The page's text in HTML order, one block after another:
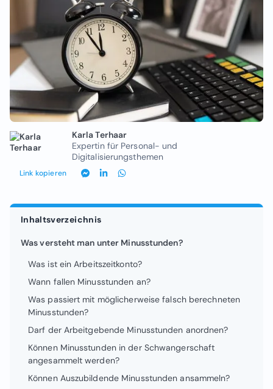
Karla Terhaar
Expertin für Personal- und
Digitalisierungsthemen
Link kopieren
Inhaltsverzeichnis
Was versteht man unter Minusstunden?
Was ist ein Arbeitszeitkonto?
Wann fallen Minusstunden an?
Was passiert mit möglicherweise falsch berechneten
Minusstunden?
Darf der Arbeitgebende Minusstunden anordnen?
Können Minusstunden in der Schwangerschaft
angesammelt werden?
Können Auszubildende Minusstunden ansammeln?